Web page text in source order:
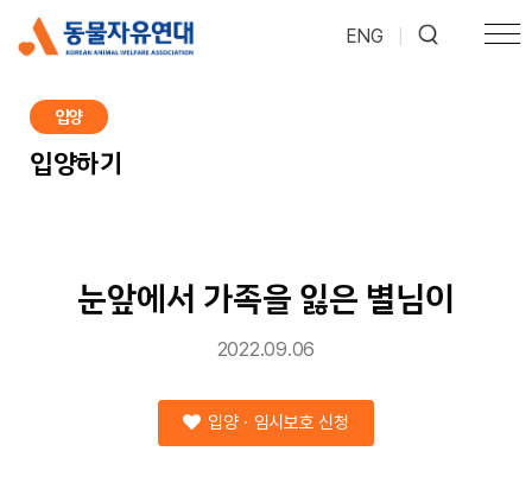
ENG
입양
입양하기
눈앞에서 가족을 잃은 별님이
2022.09.06
입양ㆍ임시보호 신청